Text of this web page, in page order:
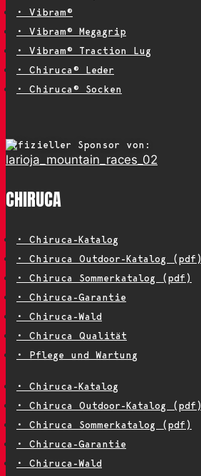
• Vibram®
• Vibram® Megagrip
• Vibram® Traction Lug
• Chiruca® Leder
• Chiruca® Socken
Offizieller Sponsor von:
CHIRUCA
• Chiruca-Katalog
• Chiruca Outdoor-Katalog (pdf)
• Chiruca Sommerkatalog (pdf)
• Chiruca-Garantie
• Chiruca-Wald
• Chiruca Qualität
• Pflege und Wartung
• Chiruca-Katalog
• Chiruca Outdoor-Katalog (pdf)
• Chiruca Sommerkatalog (pdf)
• Chiruca-Garantie
• Chiruca-Wald